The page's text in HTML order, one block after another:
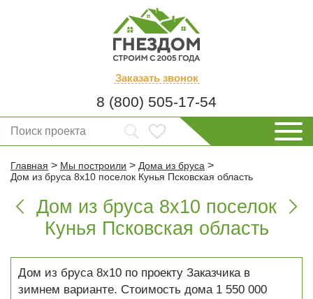
Заказать звонок
8 (800) 505-17-54
Главная > Мы построили > Дома из бруса >
Дом из бруса 8х10 поселок Кунья Псковская область

Дом из бруса 8х10 поселок
Кунья Псковская область

Дом из бруса 8х10 по проекту Заказчика в
зимнем варианте. Стоимость дома 1 550 000